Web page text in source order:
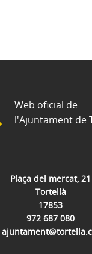
Plaça del mercat, 21
Tortellà
17853
972 687 080
Web oficial de
l'Ajuntament de